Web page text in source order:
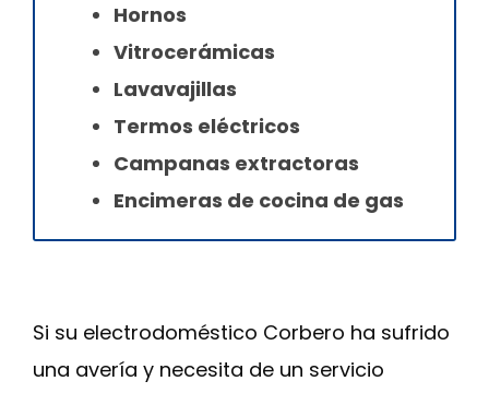
Hornos
Vitrocerámicas
Lavavajillas
Termos eléctricos
Campanas extractoras
Encimeras de cocina de gas
Si su electrodoméstico Corbero ha sufrido
una avería y necesita de un servicio